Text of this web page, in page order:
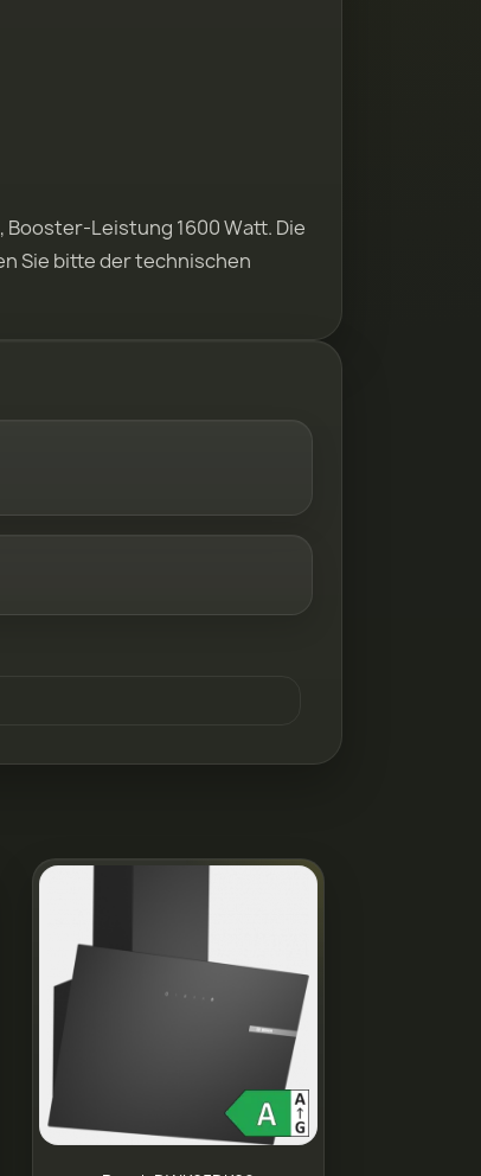
Leistung 1600 Watt. Die
Sie bitte der technischen